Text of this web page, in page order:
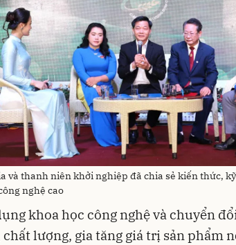
và thanh niên khởi nghiệp đã chia sẻ kiến thức,
nghệ cao
khoa học công nghệ và chuyển
chất lượng, gia tăng giá trị sản phẩm